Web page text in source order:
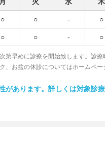
○ ○ - ○
○ ○ - ○
第早めに診療を開始致します。診
、お盆の休診についてはホームペ
があります。詳しくは対象診